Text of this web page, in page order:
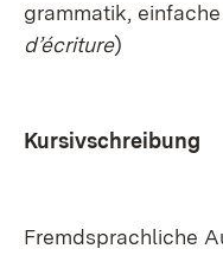
gram­ma­tik,
d’é­c­ri­tu­re)
Kur­siv­schrei­bung
Fremd­sprach­li­che